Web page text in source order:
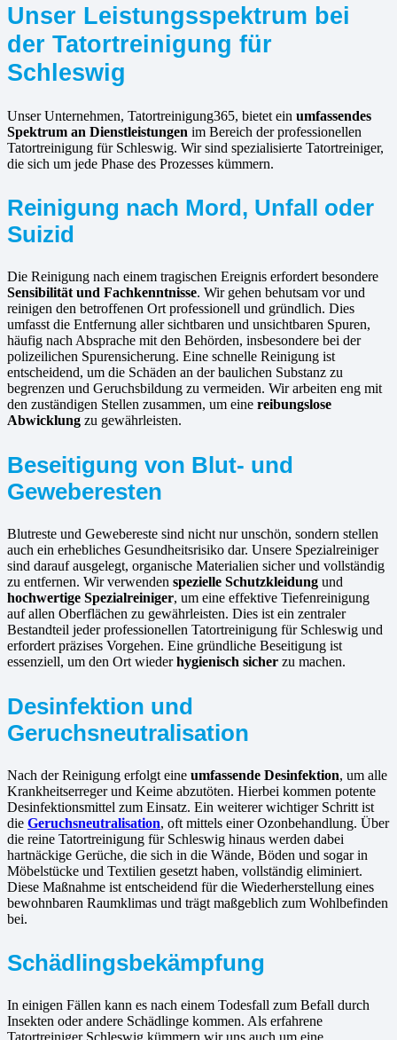
Unser Leistungsspektrum bei
der Tatortreinigung für
Schleswig
Unser Unternehmen, Tatortreinigung365, bietet ein umfassendes
Spektrum an Dienstleistungen im Bereich der professionellen
Tatortreinigung für Schleswig. Wir sind spezialisierte Tatortreiniger,
die sich um jede Phase des Prozesses kümmern.
Reinigung nach Mord, Unfall oder
Suizid
Die Reinigung nach einem tragischen Ereignis erfordert besondere
Sensibilität und Fachkenntnisse. Wir gehen behutsam vor und
reinigen den betroffenen Ort professionell und gründlich. Dies
umfasst die Entfernung aller sichtbaren und unsichtbaren Spuren,
häufig nach Absprache mit den Behörden, insbesondere bei der
polizeilichen Spurensicherung. Eine schnelle Reinigung ist
entscheidend, um die Schäden an der baulichen Substanz zu
begrenzen und Geruchsbildung zu vermeiden. Wir arbeiten eng mit
den zuständigen Stellen zusammen, um eine reibungslose
Abwicklung zu gewährleisten.
Beseitigung von Blut- und
Geweberesten
Blutreste und Gewebereste sind nicht nur unschön, sondern stellen
auch ein erhebliches Gesundheitsrisiko dar. Unsere Spezialreiniger
sind darauf ausgelegt, organische Materialien sicher und vollständig
zu entfernen. Wir verwenden spezielle Schutzkleidung und
hochwertige Spezialreiniger, um eine effektive Tiefenreinigung
auf allen Oberflächen zu gewährleisten. Dies ist ein zentraler
Bestandteil jeder professionellen Tatortreinigung für Schleswig und
erfordert präzises Vorgehen. Eine gründliche Beseitigung ist
essenziell, um den Ort wiederhygienisch sicher zu machen.
Desinfektion und
Geruchsneutralisation
Nach der Reinigung erfolgt eine umfassende Desinfektion, um alle
Krankheitserreger und Keime abzutöten. Hierbei kommen potente
Desinfektionsmittel zum Einsatz. Ein weiterer wichtiger Schritt ist
die Geruchsneutralisation, oft mittels einer Ozonbehandlung. Über
die reine Tatortreinigung für Schleswig hinaus werden dabei
hartnäckige Gerüche, die sich in die Wände, Böden und sogar in
Möbelstücke und Textilien gesetzt haben, vollständig eliminiert.
Diese Maßnahme ist entscheidend für die Wiederherstellung eines
bewohnbaren Raumklimas und trägt maßgeblich zum Wohlbefinden
bei.
Schädlingsbekämpfung
In einigen Fällen kann es nach einem Todesfall zum Befall durch
Insekten oder andere Schädlinge kommen. Als erfahrene